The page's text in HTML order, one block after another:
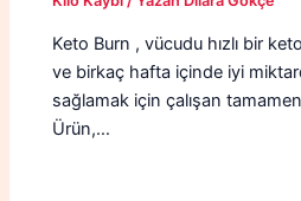
Keto Burn , vücudu hızlı bir
ve birkaç hafta içinde iyi
sağlamak için çalışan
Ürün,…